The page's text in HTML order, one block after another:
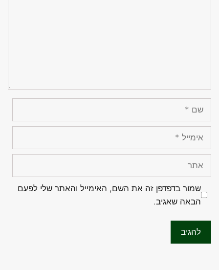
שמור בדפדפן זה את השם, האימייל והאתר שלי לפעם
הבאה שאגיב.